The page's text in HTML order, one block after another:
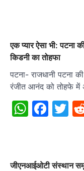
एक प्यार ऐसा भी: पटना
किडनी का तोहफा
पटना- राजधानी पटना
रंजीत आनंद को तोहफे में
जीएनआईओटी संस्थान समूह